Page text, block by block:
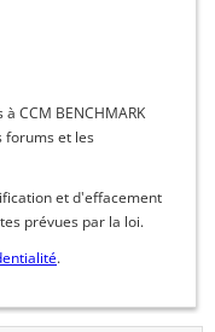
CCM BENCHMARK
forums et les
et d'effacement
prévues par la loi.
.